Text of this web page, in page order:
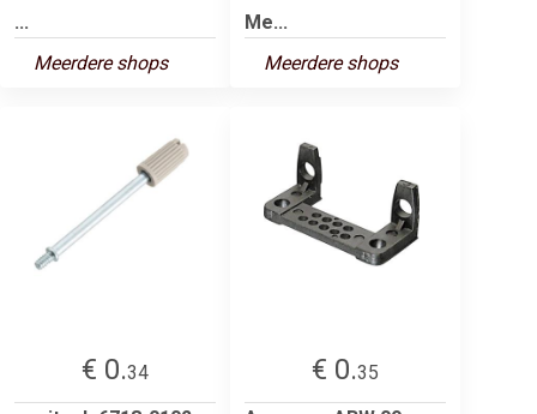
...
Meerdere shops
Me...
Meerdere shops
€ 0.34
€ 0.35